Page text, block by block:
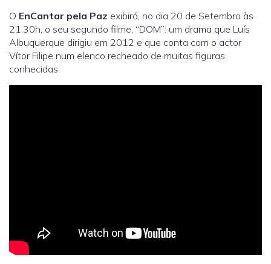
O EnCantar pela Paz exibirá, no dia 20 de Setembro às
21.30h, o seu segundo filme, “DOM”: um drama que Luís
Albuquerque dirigiu em 2012 e que conta com o actor
Vítor Filipe num elenco recheado de muitas figuras
conhecidas.